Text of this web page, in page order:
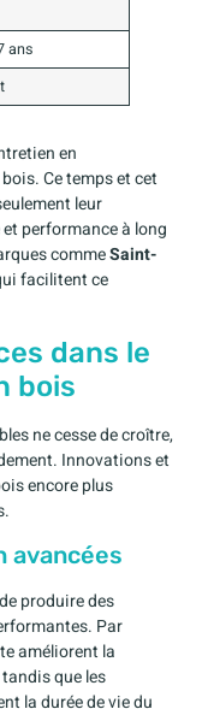
ans
en
Ce temps et cet
leur
performance à long
commeSaint-
facilitent ce
dans le
bois
ne cesse de croître,
Innovations et
encore plus
avancées
produire des
Par
améliorent la
que les
la durée de vie du